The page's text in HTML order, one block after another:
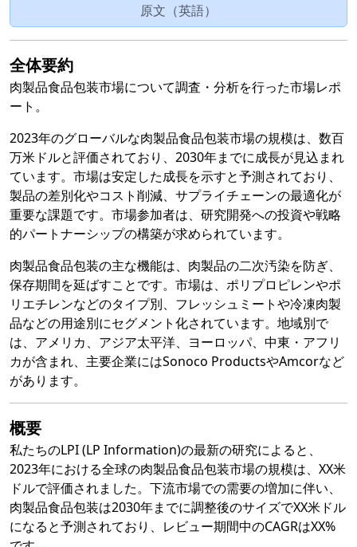
原文（英語）
全体要約
肉製品食品包装市場について調査・分析を行った市場レポ
ート。
2023年のグローバルな肉製品食品包装市場の規模は、数百
万米ドルと評価されており、2030年までに成長が見込まれ
ています。市場は安定した成長を示すと予測されており、
製品の差別化やコスト削減、サプライチェーンの最適化が
重要な課題です。市場参加者は、研究開発への投資や戦略
的パートナーシップの構築が求められています。
肉製品食品包装の主な機能は、肉製品の二次汚染を防ぎ、
保存期間を延ばすことです。市場は、ポリプロピレンやポ
リエチレンなどのタイプ別、フレッシュミートや冷凍肉製
品などの用途別にセグメント化されています。地域別で
は、アメリカ、アジア太平洋、ヨーロッパ、中東・アフリ
カが含まれ、主要企業にはSonoco ProductsやAmcorなど
があります。
概要
私たちのLPI (LP Information)の最新の研究によると、
2023年における全球の肉製品食品包装市場の規模は、XX米
ドルで評価されました。下流市場での需要の増加に伴い、
肉製品食品包装は2030年までに調整後のサイズでXX米ドル
になると予測されており、レビュー期間中のCAGRはXX%